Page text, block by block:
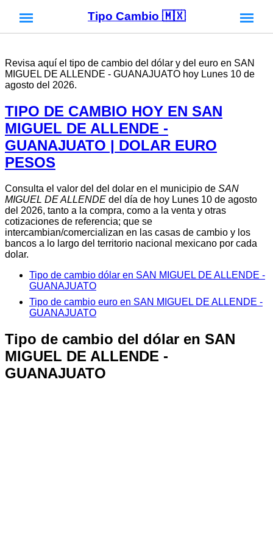
Tipo Cambio 🇲🇽
Revisa aquí el tipo de cambio del dólar y del euro en SAN
MIGUEL DE ALLENDE - GUANAJUATO hoy Lunes 10 de
agosto del 2026.
TIPO DE CAMBIO HOY EN SAN
MIGUEL DE ALLENDE -
GUANAJUATO | DOLAR EURO
PESOS
Consulta el valor del del dolar en el municipio de SAN
MIGUEL DE ALLENDE del día de hoy Lunes 10 de agosto
del 2026, tanto a la compra, como a la venta y otras
cotizaciones de referencia; que se
intercambian/comercializan en las casas de cambio y los
bancos a lo largo del territorio nacional mexicano por cada
dolar.
Tipo de cambio dólar en SAN MIGUEL DE ALLENDE -
GUANAJUATO
Tipo de cambio euro en SAN MIGUEL DE ALLENDE -
GUANAJUATO
Tipo de cambio del dólar en SAN
MIGUEL DE ALLENDE -
GUANAJUATO